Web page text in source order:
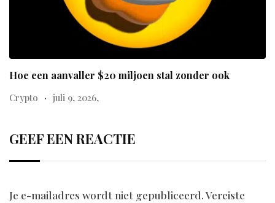
Hoe een aanvaller $20 miljoen stal zonder ook
Crypto juli 9, 2026,
GEEF EEN REACTIE
Je e-mailadres wordt niet gepubliceerd.Vereiste